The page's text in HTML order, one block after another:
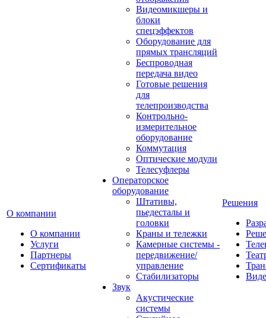
О компании
О компании
Услуги
Партнеры
Сертификаты
Видеомикшеры и
блоки
спецэффектов
Оборудование для
прямых трансляций
Беспроводная
передача видео
Готовые решения
для
телепроизводства
Контрольно-
измерительное
оборудование
Коммутация
Оптические модули
Телесуфлеры
Операторское
оборудование
Штативы,
пьедесталы и
головки
Краны и тележки
Камерные системы -
передвижение/
управление
Стабилизаторы
Звук
Акустические
системы
Решения